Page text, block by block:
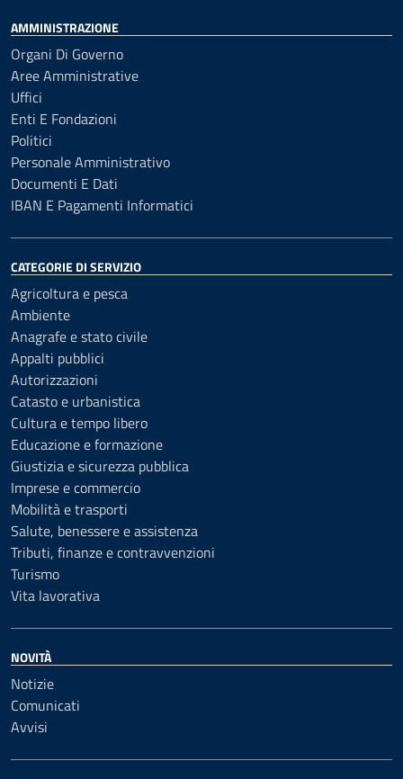
AMMINISTRAZIONE
Organi Di Governo
Aree Amministrative
Uffici
Enti E Fondazioni
Politici
Personale Amministrativo
Documenti E Dati
IBAN E Pagamenti Informatici
CATEGORIE DI SERVIZIO
Agricoltura e pesca
Ambiente
Anagrafe e stato civile
Appalti pubblici
Autorizzazioni
Catasto e urbanistica
Cultura e tempo libero
Educazione e formazione
Giustizia e sicurezza pubblica
Imprese e commercio
Mobilità e trasporti
Salute, benessere e assistenza
Tributi, finanze e contravvenzioni
Turismo
Vita lavorativa
NOVITÀ
Notizie
Comunicati
Avvisi